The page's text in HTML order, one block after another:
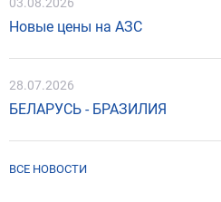
Новые цены на АЗС
28.07.2026
БЕЛАРУСЬ - БРАЗИЛИЯ
ВСЕ НОВОСТИ